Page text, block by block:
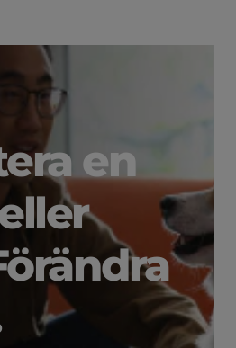
en